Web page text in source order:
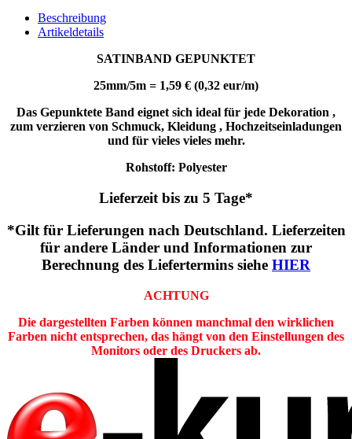
Beschreibung
Artikeldetails
SATINBAND GEPUNKTET
25mm/5m = 1,59 € (0,32 eur/m)
Das Gepunktete Band eignet sich ideal für jede Dekoration ,
zum verzieren von Schmuck, Kleidung , Hochzeitseinladungen
und für vieles vieles mehr.
Rohstoff: Polyester
Lieferzeit bis zu 5 Tage*
*Gilt für Lieferungen nach Deutschland. Lieferzeiten
für andere Länder und Informationen zur
Berechnung des Liefertermins siehe HIER
ACHTUNG
Die dargestellten Farben können manchmal den wirklichen
Farben nicht entsprechen, das hängt von den Einstellungen des
Monitors oder des Druckers ab.